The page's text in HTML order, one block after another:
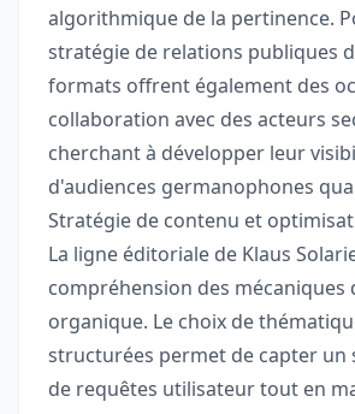
algorithmique de la pertinence.
stratégie de relations publiques
formats offrent également des
collaboration avec des acteurs
cherchant à développer leur
d'audiences germanophones
Stratégie de contenu et
La ligne éditoriale de Klaus
compréhension des mécaniques
organique. Le choix de
structurées permet de capter un
de requêtes utilisateur tout en